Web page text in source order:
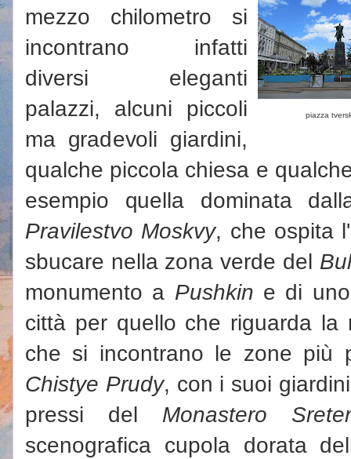
piazza
mezzo chilometro si
incontrano infatti
diversi eleganti
palazzi, alcuni piccoli
ma gradevoli giardini,
qualche piccola chiesa e
esempio quella dominata
Pravilestvo Moskvy, che ospita
sbucare nella zona verde del
monumento a Pushkin e di
città per quello che riguarda
che si incontrano le zone più
Chistye Prudy, con i suoi
pressi del Monastero
scenografica cupola dorata